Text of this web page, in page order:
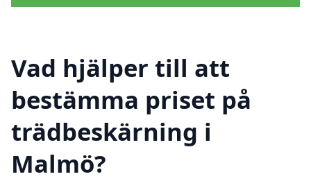
Vad hjälper till att
bestämma priset på
trädbeskärning i
Malmö?